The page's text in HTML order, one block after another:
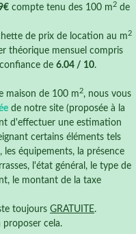
compte tenu des 100 m 2 de
de prix de location au m 2
théorique mensuel compris
de 6.04 / 10.
maison de 100 m2, nous vous
de notre site (proposée à la
d'effectuer une estimation
certains éléments tels
équipements, la présence
l'état général, le type de
le montant de la taxe
toujours GRATUITE.
proposer cela.